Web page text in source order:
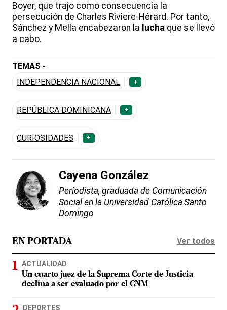
Boyer, que trajo como consecuencia la
persecución de Charles Riviere-Hérard. Por tanto,
Sánchez y Mella encabezaron la lucha que se llevó
a cabo.
TEMAS -
INDEPENDENCIA NACIONAL
+
REPÚBLICA DOMINICANA +
CURIOSIDADES +
Cayena González
Periodista, graduada de Comunicación
Social en la Universidad Católica Santo
Domingo
EN PORTADA Ver todos
ACTUALIDAD
Un cuarto juez de la Suprema Corte de Justicia
declina a ser evaluado por el CNM
DEPORTES